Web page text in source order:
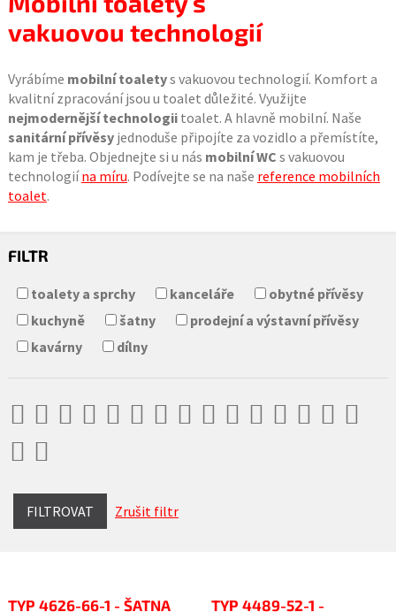
vakuovou technologií
Vyrábíme mobilní toaletys vakuovou technologií. Komfort a
kvalitní zpracování jsou u toalet důležité. Využijte
nejmodernější technologiitoalet. A hlavně mobilní. Naše
sanitární přívěsyjednoduše připojíte za vozidlo a přemístíte,
kam je třeba. Objednejte si u nás mobilní WC s vakuovou
technologiína míru. Podívejte se na naše reference mobilních
toalet.
FILTR
toalety a sprchy kanceláře
obytné přívěsy
kuchyně
šatny
prodejní a výstavní přívěsy
kavárny
dílny
FILTROVAT Zrušit filtr
TYP 4626-66-1 - ŠATNA TYP 4489-52-1 -